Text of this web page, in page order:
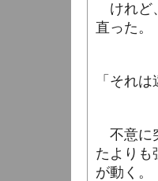
けれど
直った。
「それは
不意に
たよりも
が動く。